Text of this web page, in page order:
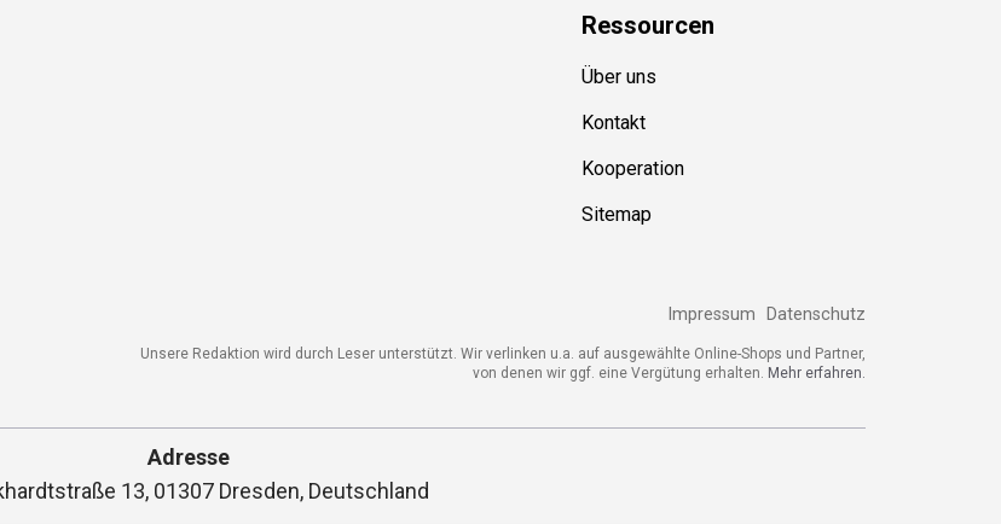
Ressourcen
Über uns
Kontakt
Kooperation
Sitemap
Impressum Datenschutz
Unsere Redaktion wird durch Leser unterstützt. Wir verlinken u.a. auf ausgewählte Online-Shops und Partner,
von denen wir ggf. eine Vergütung erhalten.
Mehr erfahren.
Adresse
13, 01307 Dresden, Deutschland